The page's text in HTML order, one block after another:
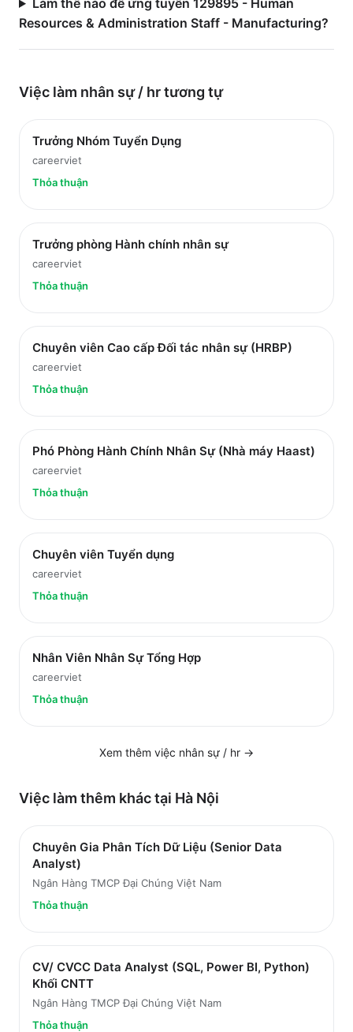
Làm thế nào để ứng tuyển 129895 - Human
Resources & Administration Staff - Manufacturing?
Việc làm nhân sự / hrtương tự
Trưởng Nhóm Tuyển Dụng
careerviet
Thỏa thuận
Trưởng phòng Hành chính nhân sự
careerviet
Thỏa thuận
Chuyên viên Cao cấp Đối tác nhân sự (HRBP)
careerviet
Thỏa thuận
Phó Phòng Hành Chính Nhân Sự (Nhà máy Haast)
careerviet
Thỏa thuận
Chuyên viên Tuyển dụng
careerviet
Thỏa thuận
Nhân Viên Nhân Sự Tổng Hợp
careerviet
Thỏa thuận
Xem thêm việc nhân sự / hr →
Việc làm thêm khác tại Hà Nội
Chuyên Gia Phân Tích Dữ Liệu (Senior Data
Analyst)
Ngân Hàng TMCP Đại Chúng Việt Nam
Thỏa thuận
CV/ CVCC Data Analyst (SQL, Power BI, Python)
Khối CNTT
Ngân Hàng TMCP Đại Chúng Việt Nam
Thỏa thuận